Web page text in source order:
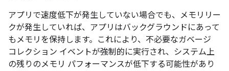
アプリで速度低下が発生していない場合でも、メモリリー
クが発生していれば、アプリはバックグラウンドにあって
もメモリを保持します。これにより、不必要なガベージ
コレクション イベントが強制的に実行され、システム上
の残りのメモリ パフォーマンスが低下する可能性があり